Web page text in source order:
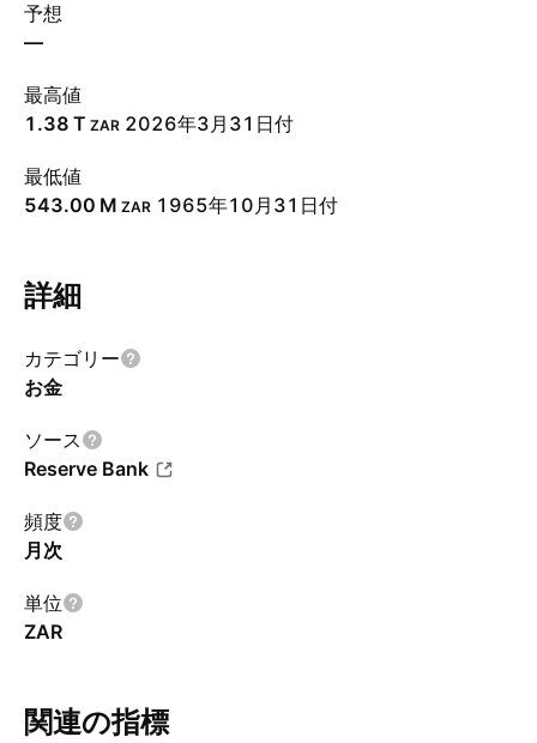
予想
—
最高値
‪1.38 T‬ ZAR 2026年3月31日付
最低値
‪543.00 M‬ ZAR 1965年10月31日付
詳細
カテゴリー
お金
ソース
Reserve Bank
頻度
月次
単位
ZAR
関連の指標